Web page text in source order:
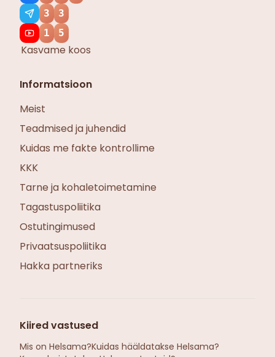
3
3
1
5
Kasvame koos
Informatsioon
Meist
Teadmised ja juhendid
Kuidas me fakte kontrollime
KKK
Tarne ja kohaletoimetamine
Tagastuspoliitika
Ostutingimused
Privaatsuspoliitika
Hakka partneriks
Kiired vastused
Mis on Helsama?Kuidas hääldatakse Helsama?